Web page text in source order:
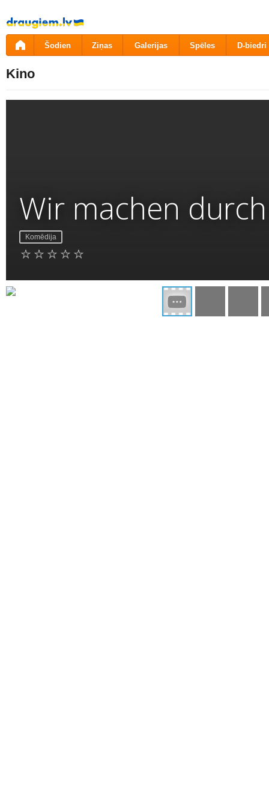
Pāriet
uz
saturu
Šodien Ziņas Galerijas Spēles D-biedri
Kino
Wir machen
Komēdija